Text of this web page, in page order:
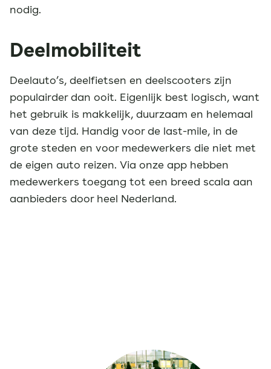
nodig.
Deelmobiliteit
Deelauto’s, deelfietsen en deelscooters zijn
populairder dan ooit. Eigenlijk best logisch, want
het gebruik is makkelijk, duurzaam en helemaal
van deze tijd. Handig voor de last-mile, in de
grote steden en voor medewerkers die niet met
de eigen auto reizen. Via onze app hebben
medewerkers toegang tot een breed scala aan
aanbieders door heel Nederland.